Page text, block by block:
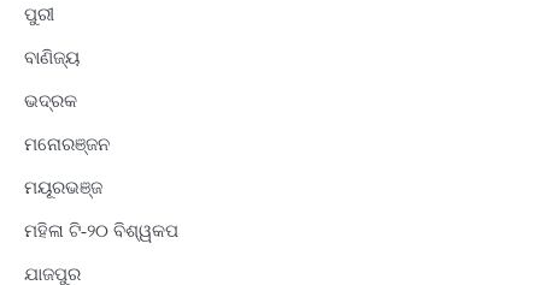
ପୁରୀ
ବାଣିଜ୍ୟ
ଭଦ୍ରକ
ମନୋରଞ୍ଜନ
ମୟୂରଭଞ୍ଜ
ମହିଳା ଟି-୨୦ ବିଶ୍ୱକପ
ଯାଜପୁର